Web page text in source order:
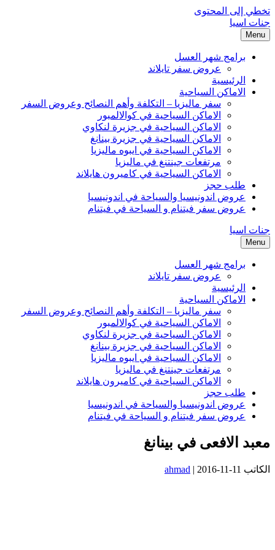
تخطي إلى المحتوى
جنات اسيا
Menu
برامج شهر العسل
عروض سفر تايلاند
الرئيسية
الاماكن السياحية
سفر ماليزيا – التكلفة وأهم النصائح وعروض السفر
الاماكن السياحية في كوالالمبور
الاماكن السياحية في جزيرة لنكاوي
الاماكن السياحية في جزيرة بينانغ
الاماكن السياحية في ايبوه ماليزيا
مرتفعات جينتنغ في ماليزيا
الاماكن السياحية في كاميرون هايلاند
طلب حجز
عروض اندونيسيا والسياحة في اندونيسيا
عروض سفر فيتنام و السياحة في فيتنام
جنات اسيا
Menu
برامج شهر العسل
عروض سفر تايلاند
الرئيسية
الاماكن السياحية
سفر ماليزيا – التكلفة وأهم النصائح وعروض السفر
الاماكن السياحية في كوالالمبور
الاماكن السياحية في جزيرة لنكاوي
الاماكن السياحية في جزيرة بينانغ
الاماكن السياحية في ايبوه ماليزيا
مرتفعات جينتنغ في ماليزيا
الاماكن السياحية في كاميرون هايلاند
طلب حجز
عروض اندونيسيا والسياحة في اندونيسيا
عروض سفر فيتنام و السياحة في فيتنام
معبد الافعى في بينانغ
الكاتب ahmad | 2016-11-11